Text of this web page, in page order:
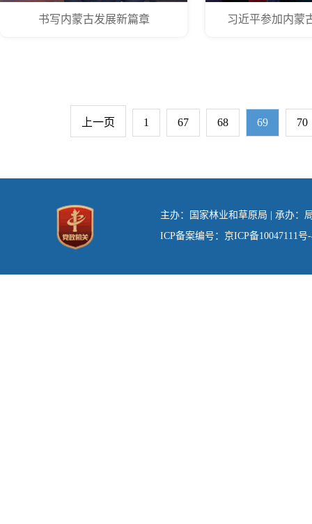
书写内蒙古发展新篇章 习近平参加内蒙
上一页 1 67 68 69 70
主办：国家林业和草原局 | 承办：
ICP备案编号：京ICP备10047111号